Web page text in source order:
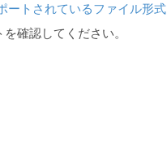
ートされているファイル形式
を確認してください。